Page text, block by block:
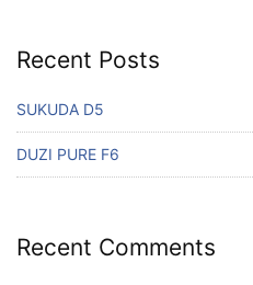
Recent Posts
SUKUDA D5
DUZI PURE F6
Recent Comments